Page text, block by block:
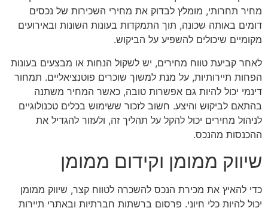
מחיר תחרותי, מומלץ לבדוק את מחירי השכירות של נכסים
דומים באותה שכונה, תוך התמקדות בעונות השונות ובאירועים
מקומיים שיכולים להשפיע על הביקוש.
לאחר קביעת טווח מחירים, יש לשקול הנחות או מבצעים בעונות
הפחות תיירותיות, על מנת למשוך שוכרים פוטנציאליים. תמחור
דינמי יכול להיות גם אפשרות טובה, כאשר המחיר משתנה
בהתאם לביקוש והיצע. חשוב לזכור ששימוש בכלים טכנולוגיים
לניהול מחירים יכול להקל על תהליך זה, ולעזור להגדיל את
ההכנסות מהנכס.
שיווק ממומן וקידום ממומן
כדי להאיץ את מכירת הנכס להשכרה לטווח קצר, שיווק ממומן
יכול להיות כלי חיוני. פרסום ברשתות חברתיות ובאתרי תיירות